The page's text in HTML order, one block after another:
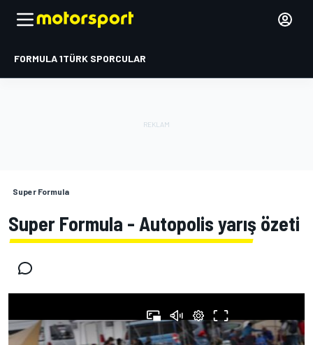
FORMULA 1TÜRK SPORCULAR
Super Formula
Super Formula - Autopolis yarış özeti